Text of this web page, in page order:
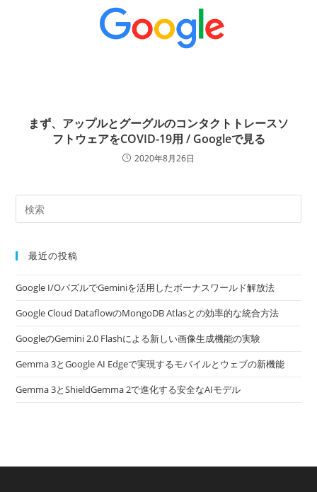
まず、アップルとグーグルのコンタクトトレースソ
フトウェアをCOVID-19用 / Googleで見る
2020年8月26日
最近の投稿
Google I/OパズルでGeminiを活用したボーナスワールド解放法
Google Cloud DataflowのMongoDB Atlasとの効率的な統合方法
GoogleのGemini 2.0 Flashによる新しい画像生成機能の実験
Gemma 3とGoogle AI Edgeで実現するモバイルとウェブの新機能
Gemma 3とShieldGemma 2で進化する安全なAIモデル